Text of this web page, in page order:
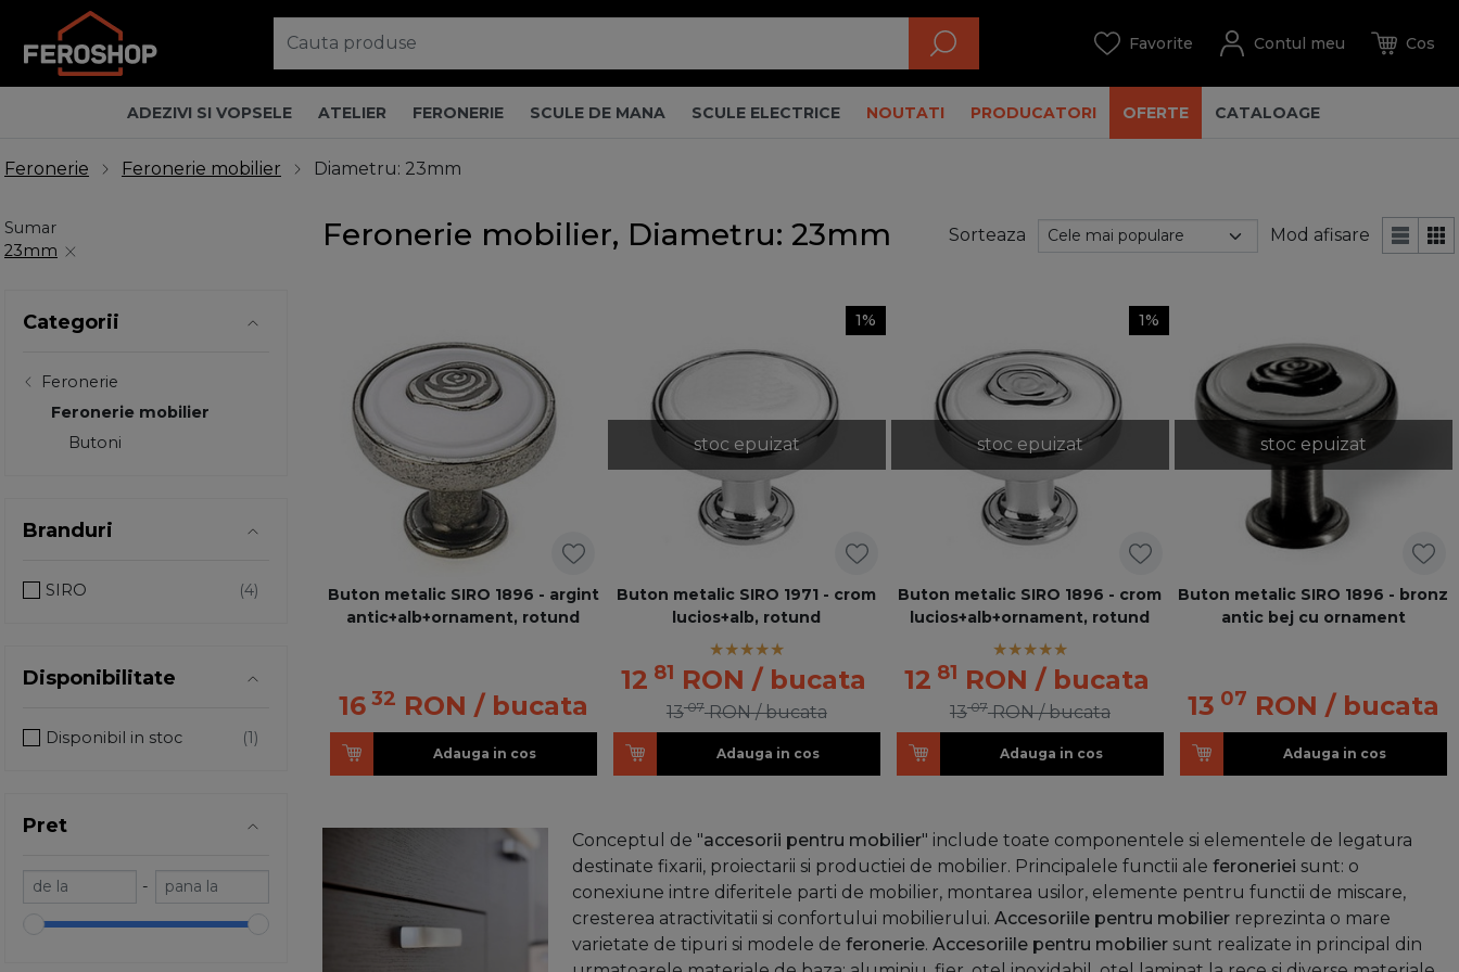
ADEZIVI SI VOPSELE ATELIER FERONERIE SCULE DE MANA SCULE ELECTRICE NOUTATI PRODUCATORI OFERTE CATALOAGE
Feronerie Feronerie mobilier Diametru: 23mm
Sumar
23mm
Categorii
Feronerie
Feronerie mobilier
Butoni
Branduri
SIRO
Disponibilitate
Disponibil in stoc
Pret
-
Feronerie mobilier, Diametru: 23mm Sorteaza Mod afisare
Buton metalic SIRO 1896 - argint
antic+alb+ornament, rotund
16 32 RON / bucata
Adauga in cos
stoc epuizat
1%
Buton metalic SIRO 1971 - crom
lucios+alb, rotund
12 81 RON / bucata
1307 RON / bucata
Adauga in cos
stoc epuizat
1%
Buton metalic SIRO 1896 - crom
lucios+alb+ornament, rotund
12 81 RON / bucata
1307 RON / bucata
Adauga in cos
stoc epuizat
Buton metalic SIRO 1896 - bronz
antic bej cu ornament
13 07 RON / bucata
Adauga in cos
Conceptul de "accesorii pentru mobilier" include toate componentele si elementele de legatura
destinate fixarii, proiectarii si productiei de mobilier. Principalele functii aleferoneriei sunt: o
conexiune intre diferitele parti de mobilier, montarea usilor, elemente pentru functii de miscare,
cresterea atractivitatii si confortului mobilierului. Accesoriile pentru mobilier reprezinta o mare
varietate de tipuri si modele deferonerie.Accesoriile pentru mobilier sunt realizate in principal din